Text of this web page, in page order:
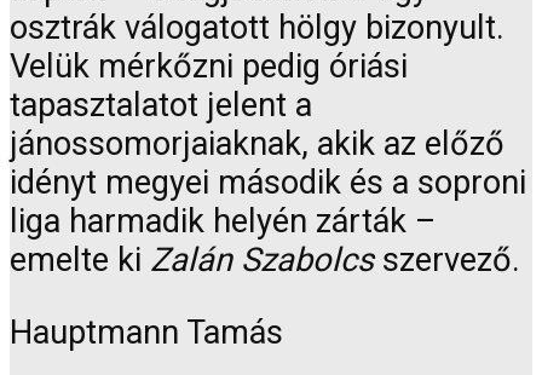
osztrák válogatott hölgy bizonyult.
Velük mérkőzni pedig óriási
tapasztalatot jelent a
jánossomorjaiaknak, akik az előző
idényt megyei második és a soproni
liga harmadik helyén zárták –
emelte ki Zalán Szabolcsszervező.
Hauptmann Tamás